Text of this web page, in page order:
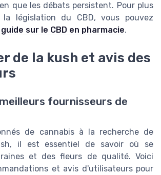
que les débats persistent. Pour plus
législation du CBD, vous pouvez
guide sur le CBD en pharmacie.
de la kush et avis des
fournisseurs de
de cannabis à la recherche de
il est essentiel de savoir où se
et des fleurs de qualité. Voici
et avis d'utilisateurs pour